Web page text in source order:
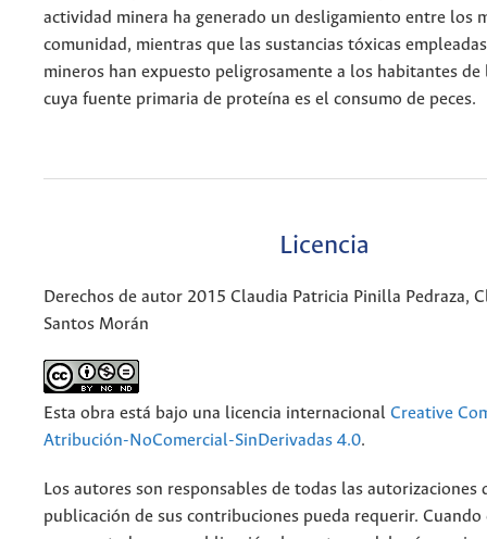
actividad minera ha generado un desligamiento entre los
comunidad, mientras que las sustancias tóxicas
mineros han expuesto peligrosamente a los habitantes de
cuya fuente primaria de proteína es el consumo de peces.
Licencia
Derechos de autor 2015 Claudia Patricia Pinilla Pedraza,
Santos Morán
Esta obra está bajo una licencia internacional Creative
Atribución-NoComercial-SinDerivadas 4.0.
Los autores son responsables de todas las autorizaciones
publicación de sus contribuciones pueda requerir.